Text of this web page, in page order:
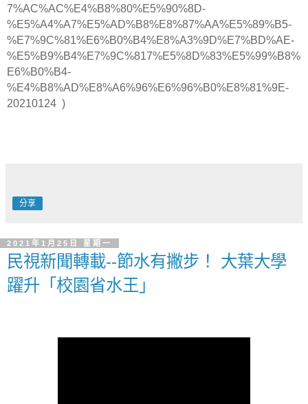
7%AC%AC%E4%B8%80%E5%90%8D-
%E5%A4%A7%E5%AD%B8%E8%87%AA%E5%89%B5-
%E7%9C%81%E6%B0%B4%E8%A3%9D%E7%BD%AE-
%E5%B9%B4%E7%9C%817%E5%8D%83%E5%99%B8%
E6%B0%B4-
%E4%B8%AD%E8%A6%96%E6%96%B0%E8%81%9E-
20210124 )
分享
2021年1月25日 星期一
民視新聞轉載--節水有撇步！ 大葉大學
躍升「校園省水王」